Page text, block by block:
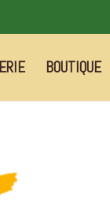
BOUTIQUE